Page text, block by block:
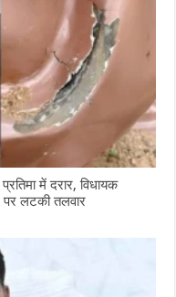
में दरार, विधायक
पर लटकी तलवार